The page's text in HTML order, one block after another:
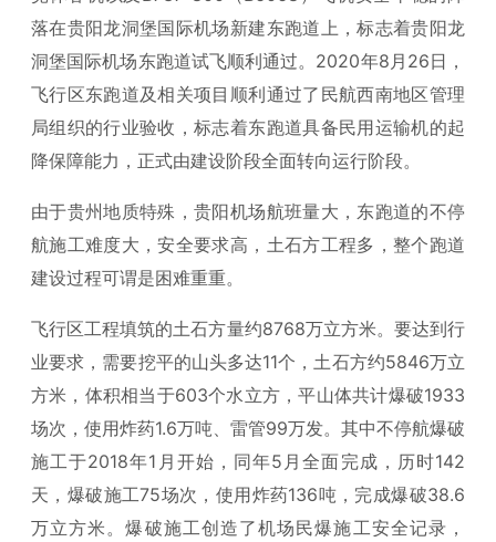
落在贵阳龙洞堡国际机场新建东跑道上，标志着贵阳龙
洞堡国际机场东跑道试飞顺利通过。2020年8月26日，
飞行区东跑道及相关项目顺利通过了民航西南地区管理
局组织的行业验收，标志着东跑道具备民用运输机的起
降保障能力，正式由建设阶段全面转向运行阶段。
由于贵州地质特殊，贵阳机场航班量大，东跑道的不停
航施工难度大，安全要求高，土石方工程多，整个跑道
建设过程可谓是困难重重。
飞行区工程填筑的土石方量约8768万立方米。要达到行
业要求，需要挖平的山头多达11个，土石方约5846万立
方米，体积相当于603个水立方，平山体共计爆破1933
场次，使用炸药1.6万吨、雷管99万发。其中不停航爆破
施工于2018年1月开始，同年5月全面完成，历时142
天，爆破施工75场次，使用炸药136吨，完成爆破38.6
万立方米。爆破施工创造了机场民爆施工安全记录，